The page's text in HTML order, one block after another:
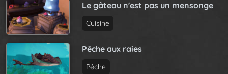
Le gâteau n'est pas un mensonge
Cuisine
Pêche aux raies
Pêche